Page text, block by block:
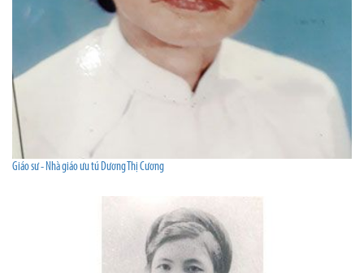
Giáo sư - Nhà giáo ưu tú Dương Thị Cương